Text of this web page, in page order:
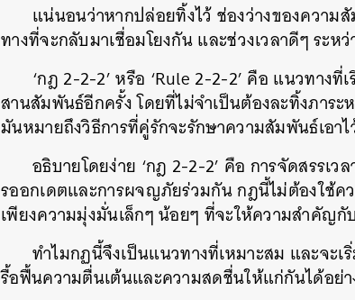
แน่นอนว่าหากปล่อยทิ้งไว้ ช่องว่างของความ
ทางที่จะกลับมาเชื่อมโยงกัน และช่วงเวลาดีๆ ระห
‘กฎ 2-2-2’ หรือ ‘Rule 2-2-2’ คือ แนวทาง
สานสัมพันธ์อีกครั้ง โดยที่ไม่จำเป็นต้องละทิ้งภาร
มันหมายถึงวิธีการที่คู่รักจะรักษาความสัมพันธ์เอา
อธิบายโดยง่าย ‘กฎ 2-2-2’ คือ การจัดสรรเ
รออกเดตและการผจญภัยร่วมกัน กฎนี้ไม่ต้องใช้
เพียงความมุ่งมั่นเล็กๆ น้อยๆ ที่จะให้ความสำคัญ
ทำไมกฏนี้จึงเป็นแนวทางที่เหมาะสม และจะ
รื้อฟื้นความตื่นเต้นและความสดชื่นให้แก่กันได้อย่